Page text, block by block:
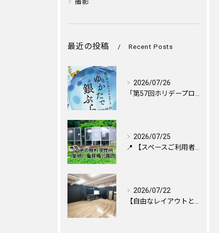
最近の投稿 Recent Posts
2026/07/26
2026/07/25
2026/07/22